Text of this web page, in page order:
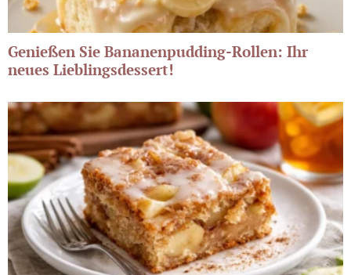
Genießen Sie Bananenpudding-Rollen: Ihr
neues Lieblingsdessert!